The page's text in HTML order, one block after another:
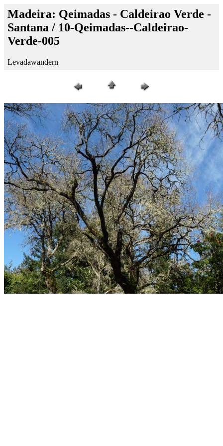
Madeira: Qeimadas - Caldeirao Verde -
Santana / 10-Qeimadas--Caldeirao-
Verde-005
Levadawandern